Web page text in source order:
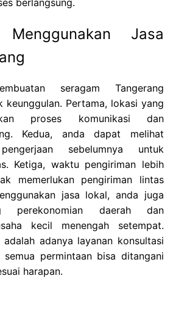
Menggunakan Jasa
seragam Tangerang
keunggulan. Pertama, lokasi yang
proses komunikasi dan
Kedua, anda dapat melihat
sebelumnya untuk
Ketiga, waktu pengiriman lebih
memerlukan pengiriman lintas
jasa lokal, anda juga
perekonomian daerah dan
kecil menengah setempat.
adalah adanya layanan konsultasi
semua permintaan bisa ditangani
harapan.